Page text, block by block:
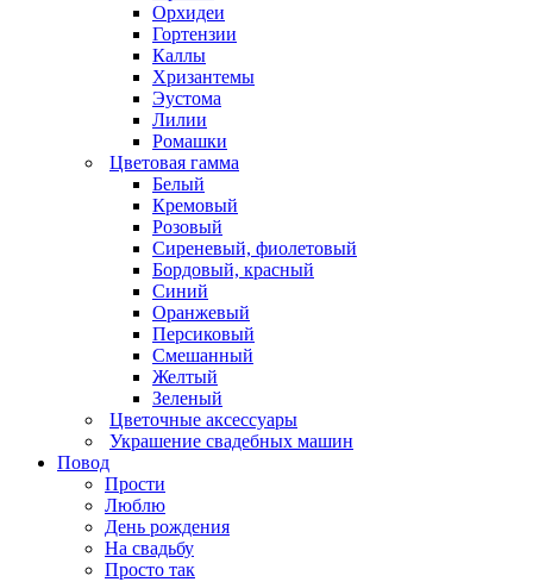
Орхидеи
Гортензии
Каллы
Хризантемы
Эустома
Лилии
Ромашки
Цветовая гамма
Белый
Кремовый
Розовый
Сиреневый, фиолетовый
Бордовый, красный
Синий
Оранжевый
Персиковый
Смешанный
Желтый
Зеленый
Цветочные аксессуары
Украшение свадебных машин
Повод
Прости
Люблю
День рождения
На свадьбу
Просто так